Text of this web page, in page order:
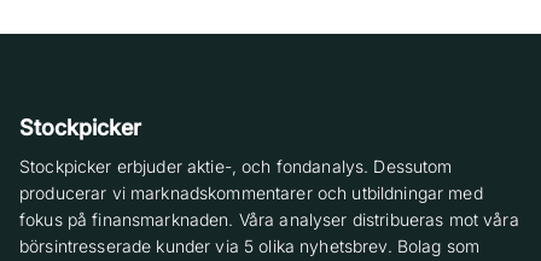
Stockpicker
Stockpicker erbjuder aktie-, och fondanalys. Dessutom
producerar vi marknadskommentarer och utbildningar med
fokus på finansmarknaden. Våra analyser distribueras mot våra
börsintresserade kunder via 5 olika nyhetsbrev. Bolag som